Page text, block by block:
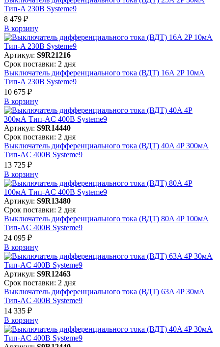
Тип-A 230В Systeme9
8 479 ₽
В корзинy
Артикул: S9R21216
Срок поставки: 2 дня
Выключатель дифференциального тока (ВДТ) 16A 2P 10мА
Тип-A 230В Systeme9
10 675 ₽
В корзинy
Артикул: S9R14440
Срок поставки: 2 дня
Выключатель дифференциального тока (ВДТ) 40A 4P 300мА
Тип-AC 400В Systeme9
13 725 ₽
В корзинy
Артикул: S9R13480
Срок поставки: 2 дня
Выключатель дифференциального тока (ВДТ) 80A 4P 100мА
Тип-AC 400В Systeme9
24 095 ₽
В корзинy
Артикул: S9R12463
Срок поставки: 2 дня
Выключатель дифференциального тока (ВДТ) 63A 4P 30мА
Тип-AC 400В Systeme9
14 335 ₽
В корзинy